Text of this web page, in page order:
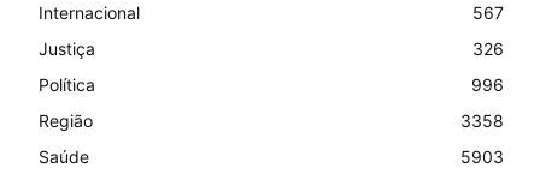
Internacional
567
Justiça
326
Política
996
Região
3358
Saúde
5903